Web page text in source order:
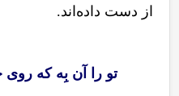
از دست دادهاند.
تو را آن بِه که